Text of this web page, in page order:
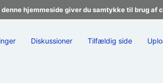
hjemmeside giver du samtykke til brug af
Diskussioner Tilfældig side